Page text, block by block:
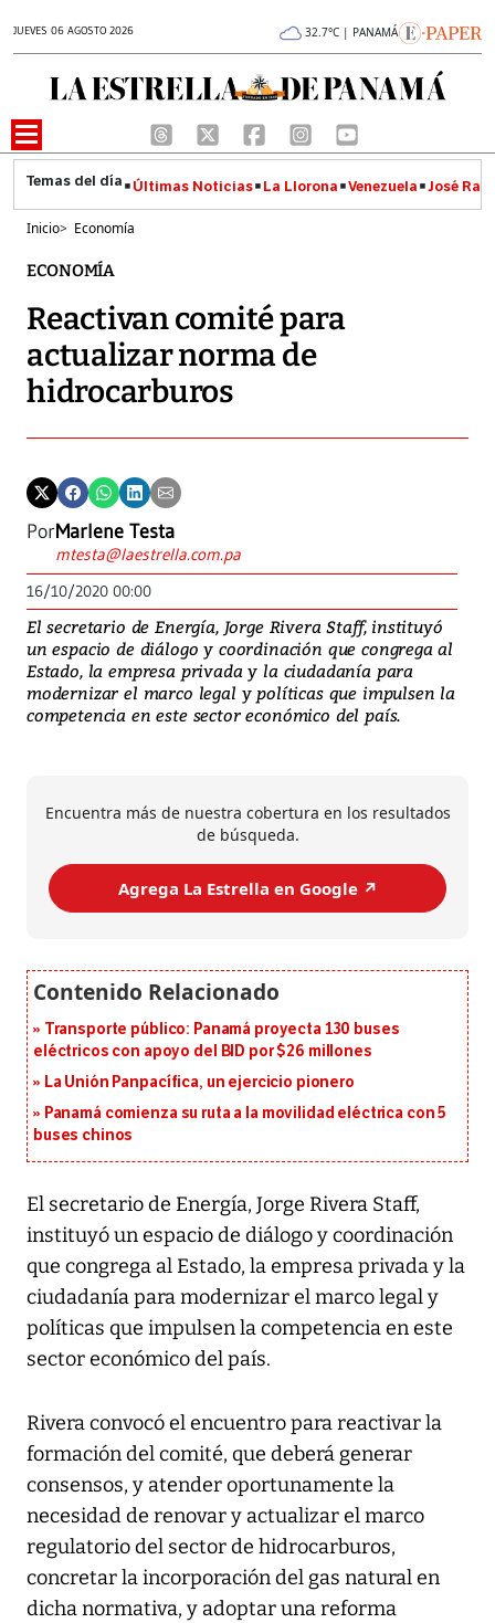
JUEVES 06 AGOSTO 2026 32.7°C | PANAMÁ
Últimas Noticias La Llorona Venezuela José
Inicio> Economía
ECONOMÍA
Reactivan comité para
actualizar norma de
hidrocarburos
PorMarlene Testa
mtesta@laestrella.com.pa
16/10/2020 00:00
El secretario de Energía, Jorge Rivera Staff, instituyó
un espacio de diálogo y coordinación que congrega al
Estado, la empresa privada y la ciudadanía para
modernizar el marco legal y políticas que impulsen la
competencia en este sector económico del país.
Encuentra más de nuestra cobertura en los resultados
de búsqueda.
Agrega La Estrella en Google ↗️
Transporte público: Panamá proyecta 130 buses
eléctricos con apoyo del BID por $26 millones
La Unión Panpacífica, un ejercicio pionero
Panamá comienza su ruta a la movilidad eléctrica con 5
buses chinos
El secretario de Energía, Jorge Rivera Staff,
instituyó un espacio de diálogo y coordinación
que congrega al Estado, la empresa privada y la
ciudadanía para modernizar el marco legal y
políticas que impulsen la competencia en este
sector económico del país.
Rivera convocó el encuentro para reactivar la
formación del comité, que deberá generar
consensos, y atender oportunamente la
necesidad de renovar y actualizar el marco
regulatorio del sector de hidrocarburos,
concretar la incorporación del gas natural en
dicha normativa, y adoptar una reforma